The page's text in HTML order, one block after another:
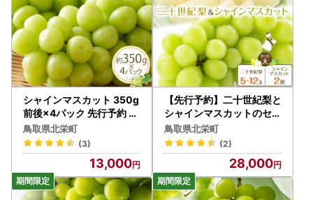
シャインマスカット 350g
前後×4パック 先行予約 訳
あり ※2026年8月下旬頃
～9月下旬頃に順次発送予
定 シャインマスカット
鳥取県北栄町
(3)
13,000
【先行予約】二十世紀梨と
シャインマスカットのセッ
ト 大 ※8月下旬～9月下旬
頃に順次発送予定 シャイ
ンマスカット 梨
鳥取県北栄町
(2)
28,000